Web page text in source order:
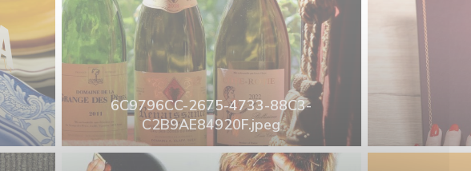
6C9796CC-2675-4733-88C3-
C2B9AE84920F.jpeg